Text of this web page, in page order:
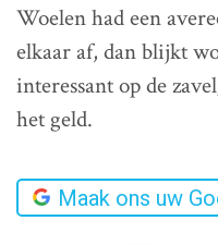
Woelen had een
elkaar af, dan blijkt
interessant op de
het geld.
Maak ons uw